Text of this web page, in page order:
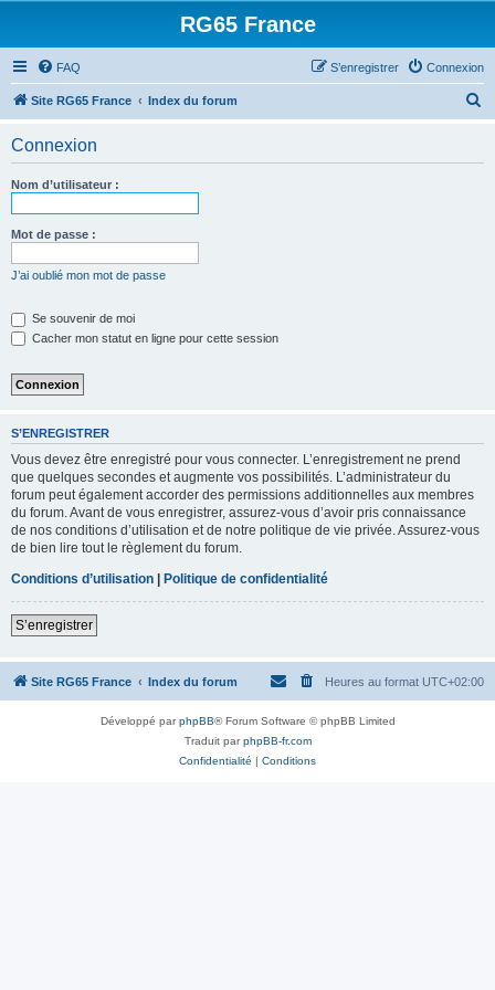
RG65 France
FAQ Connexion
S’enregistrer
Site RG65 France Index du forum
Connexion
Nom d’utilisateur :
Mot de passe :
J’ai oublié mon mot de passe
Se souvenir de moi
Cacher mon statut en ligne pour cette session
S’ENREGISTRER
Vous devez être enregistré pour vous connecter. L’enregistrement ne prend
que quelques secondes et augmente vos possibilités. L’administrateur du
forum peut également accorder des permissions additionnelles aux membres
du forum. Avant de vous enregistrer, assurez-vous d’avoir pris connaissance
de nos conditions d’utilisation et de notre politique de vie privée. Assurez-vous
de bien lire tout le règlement du forum.
Conditions d’utilisation | Politique de confidentialité
S’enregistrer
Site RG65 France Index du forum Heures au format UTC+02:00
Développé parphpBB® Forum Software © phpBB Limited
Traduit parphpBB-fr.com
Confidentialité | Conditions